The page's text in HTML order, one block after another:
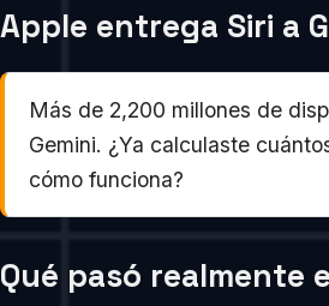
Apple entrega Siri a
Más de 2,200 millones de
Gemini. ¿Ya calculaste
cómo funciona?
Qué pasó realmente